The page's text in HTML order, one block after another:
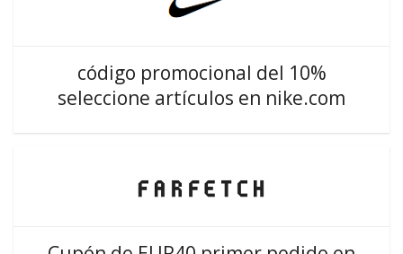
código promocional del 10%
seleccione artículos en nike.com